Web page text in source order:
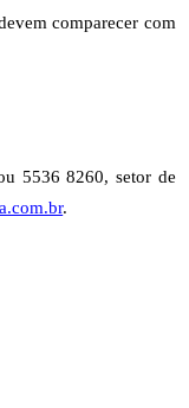
comparecer com
5536 8260, setor de
.